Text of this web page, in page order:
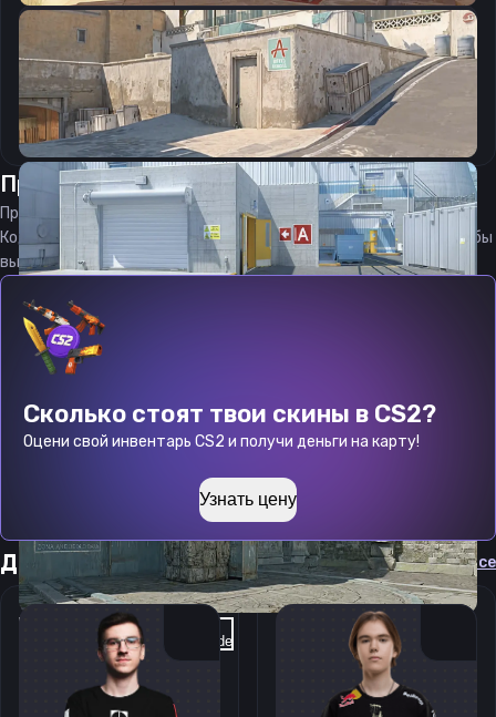
Previous slide Next slide
CSGO-tPrsf-7CEdX-EK6Qm-KaSnV-QNVGQ
Скопировать
Прицелтрайдот 06.08.2026
Прицел tried является актуальным на
06.08.2026
Код прицела
CS 2 стараемся еженедельно обновлять, чтобы
вы могли играть с актуальными настройками игрока.
Сколько стоят твои скины в CS2?
Оцени свой инвентарь CS2 и получи деньги на карту!
Узнать цену
Другие прицелы Cмотреть все